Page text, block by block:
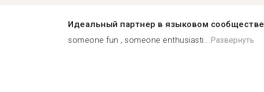
Идеальный партнер в языковом сообществе
someone fun , someone enthusiasti...Развернуть